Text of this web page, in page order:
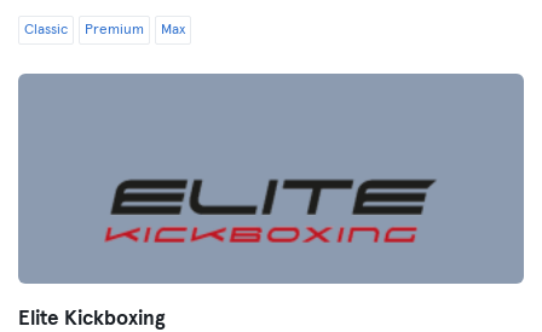
Classic Premium Max
Elite Kickboxing